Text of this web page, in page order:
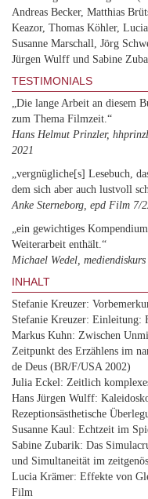
Andreas Becker, Matthias
Keazor, Thomas Köhler,
Susanne Marschall, Jörg
Jürgen Wulff und Sabine
TESTIMONIALS
„Die lange Arbeit an diesem
zum Thema Filmzeit.“
Hans Helmut Prinzler,
2021
„vergnügliche[s] Lesebuch,
dem sich aber auch lustvoll
Anke Sterneborg, epd Film 7/
„ein gewichtiges
Weiterarbeit enthält.“
Michael Wedel,
INHALT
Stefanie Kreuzer:
Stefanie Kreuzer: Einleitung:
Markus Kuhn: Zwischen
Zeitpunkt des Erzählens im
de Deus (BR/F/USA 2002)
Julia Eckel: Zeitlich
Hans Jürgen Wulff:
Rezeptionsästhetische
Susanne Kaul: Echtzeit im
Sabine Zubarik: Das
und Simultaneität im
Lucia Krämer: Effekte von
Film